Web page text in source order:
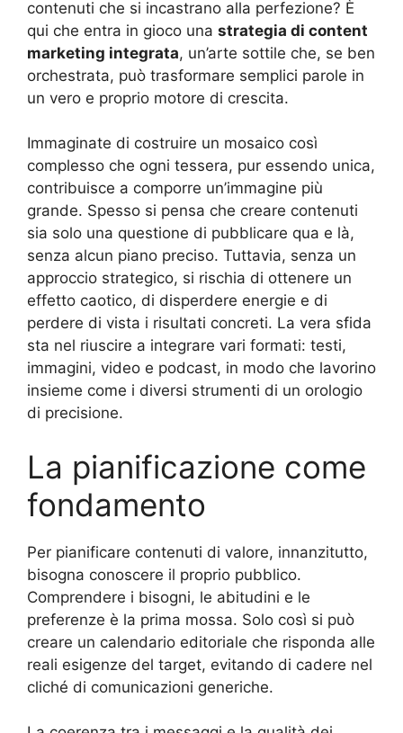
contenuti che si incastrano alla perfezione? È
qui che entra in gioco una strategia di content
marketing integrata, un’arte sottile che, se ben
orchestrata, può trasformare semplici parole in
un vero e proprio motore di crescita.
Immaginate di costruire un mosaico così
complesso che ogni tessera, pur essendo unica,
contribuisce a comporre un’immagine più
grande. Spesso si pensa che creare contenuti
sia solo una questione di pubblicare qua e là,
senza alcun piano preciso. Tuttavia, senza un
approccio strategico, si rischia di ottenere un
effetto caotico, di disperdere energie e di
perdere di vista i risultati concreti. La vera sfida
sta nel riuscire a integrare vari formati: testi,
immagini, video e podcast, in modo che lavorino
insieme come i diversi strumenti di un orologio
di precisione.
La pianificazione come
fondamento
Per pianificare contenuti di valore, innanzitutto,
bisogna conoscere il proprio pubblico.
Comprendere i bisogni, le abitudini e le
preferenze è la prima mossa. Solo così si può
creare un calendario editoriale che risponda alle
reali esigenze del target, evitando di cadere nel
cliché di comunicazioni generiche.